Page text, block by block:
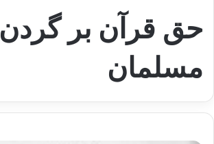
حق قرآن بر گردن
مسلمان